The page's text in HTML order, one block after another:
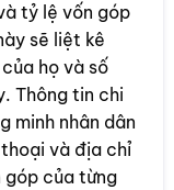
tỷ lệ vốn góp
sẽ liệt kê
họ và số
Thông tin chi
minh nhân dân
và địa chỉ
góp của từng